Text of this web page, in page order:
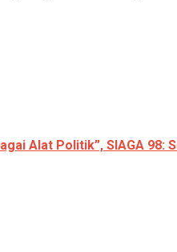
Alat Politik”, SIAGA 98: